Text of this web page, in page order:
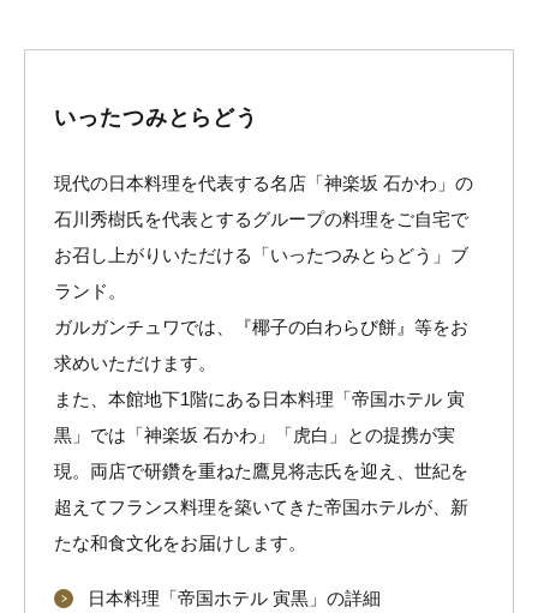
いったつみとらどう
現代の日本料理を代表する名店「神楽坂 石かわ」の
石川秀樹氏を代表とするグループの料理をご自宅で
お召し上がりいただける「いったつみとらどう」ブ
ランド。
ガルガンチュワでは、『椰子の白わらび餅』等をお
求めいただけます。
また、本館地下1階にある日本料理「帝国ホテル 寅
黒」では「神楽坂 石かわ」「虎白」との提携が実
現。両店で研鑽を重ねた鷹見将志氏を迎え、世紀を
超えてフランス料理を築いてきた帝国ホテルが、新
たな和食文化をお届けします。
日本料理「帝国ホテル 寅黒」の詳細